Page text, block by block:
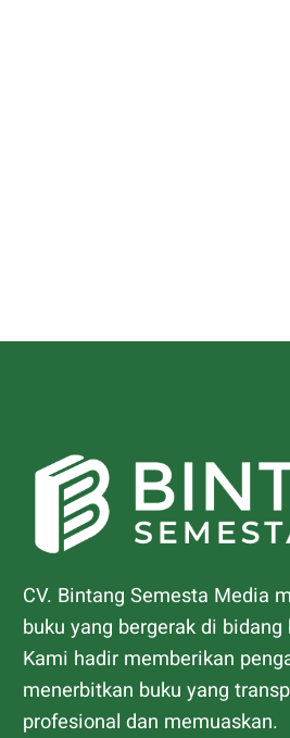
CV. Bintang Semesta Media
buku yang bergerak di
Kami hadir memberikan
menerbitkan buku yang
profesional dan memuaskan.